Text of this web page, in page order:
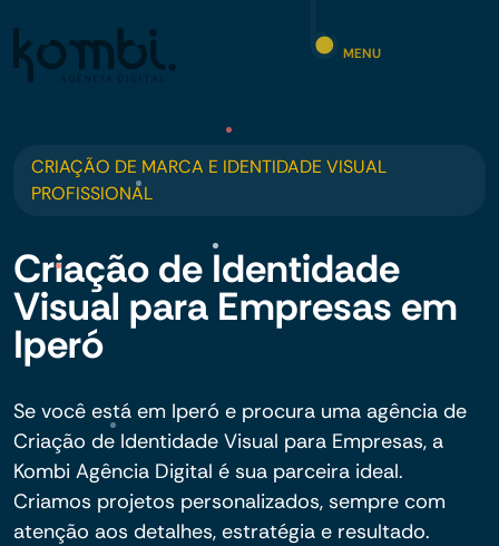
MENU
CRIAÇÃO DE MARCA E IDENTIDADE VISUAL
PROFISSIONAL
Criação de Identidade
Visual para Empresas em
Iperó
Se você está em Iperó e procura uma agência de
Criação de Identidade Visual para Empresas, a
Kombi Agência Digital é sua parceira ideal.
Criamos projetos personalizados, sempre com
atenção aos detalhes, estratégia e resultado.